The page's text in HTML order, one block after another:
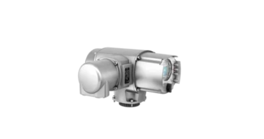
utvärderade ställdonssignalerna till den
överordnade nivån i form av
indikeringar/lägesåterföringar.
Ställdonet kan manövreras på plats med den